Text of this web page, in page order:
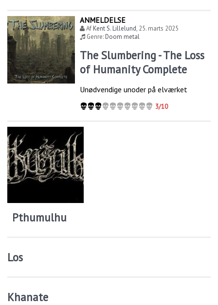
ANMELDELSE
AfKent S. Lillelund, 25. marts 2025
Genre:Doom metal
The Slumbering - The Loss
of Humanity Complete
Unødvendige unoder på elværket
3/10
Pthumulhu
Los
Khanate